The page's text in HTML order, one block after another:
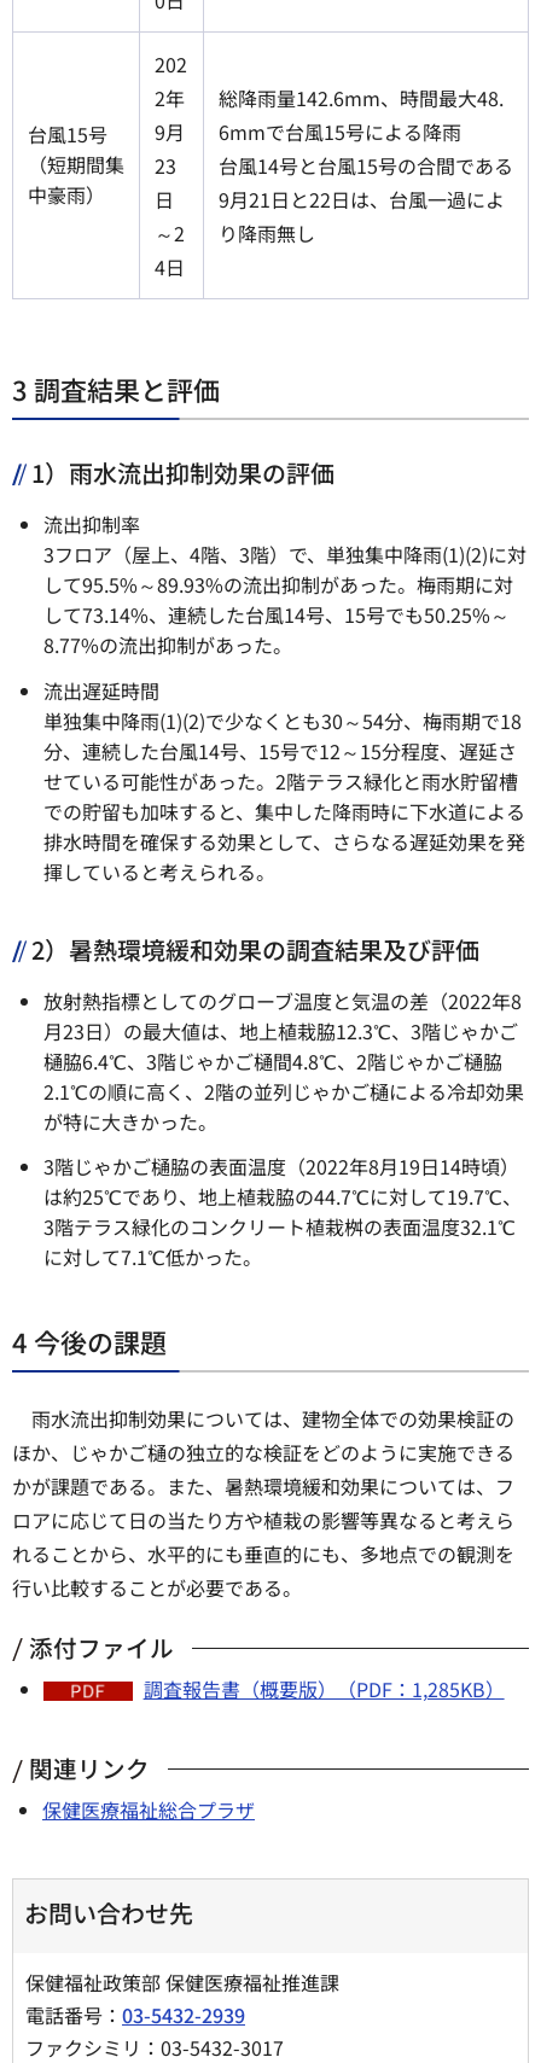
台風15号
（短期間集
中豪雨）
202
2年
9月
23
日
～2
4日
総降雨量142.6mm、時間最大48.
6mmで台風15号による降雨
台風14号と台風15号の合間である
9月21日と22日は、台風一過によ
り降雨無し
3 調査結果と評価
1）雨水流出抑制効果の評価
流出抑制率
3フロア（屋上、4階、3階）で、単独集中降雨(1)(2)に対
して95.5%～89.93%の流出抑制があった。梅雨期に対
して73.14%、連続した台風14号、15号でも50.25%～
8.77%の流出抑制があった。
流出遅延時間
単独集中降雨(1)(2)で少なくとも30～54分、梅雨期で18
分、連続した台風14号、15号で12～15分程度、遅延さ
せている可能性があった。2階テラス緑化と雨水貯留槽
での貯留も加味すると、集中した降雨時に下水道による
排水時間を確保する効果として、さらなる遅延効果を発
揮していると考えられる。
2）暑熱環境緩和効果の調査結果及び評価
放射熱指標としてのグローブ温度と気温の差（2022年8
月23日）の最大値は、地上植栽脇12.3℃、3階じゃかご
樋脇6.4℃、3階じゃかご樋間4.8℃、2階じゃかご樋脇
2.1℃の順に高く、2階の並列じゃかご樋による冷却効果
が特に大きかった。
3階じゃかご樋脇の表面温度（2022年8月19日14時頃）
は約25℃であり、地上植栽脇の44.7℃に対して19.7℃、
3階テラス緑化のコンクリート植栽桝の表面温度32.1℃
に対して7.1℃低かった。
4 今後の課題
雨水流出抑制効果については、建物全体での効果検証の
ほか、じゃかご樋の独立的な検証をどのように実施できる
かが課題である。また、暑熱環境緩和効果については、フ
ロアに応じて日の当たり方や植栽の影響等異なると考えら
れることから、水平的にも垂直的にも、多地点での観測を
行い比較することが必要である。
添付ファイル
調査報告書（概要版）（PDF：1,285KB）
関連リンク
保健医療福祉総合プラザ
お問い合わせ先
保健福祉政策部 保健医療福祉推進課
電話番号： 03-5432-2939
ファクシミリ：03-5432-3017